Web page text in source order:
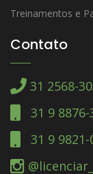
Treinamentos e
Contato
31 2568-
31 9 8876-
31 9 9821-